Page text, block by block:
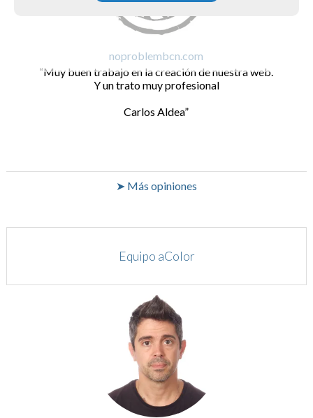
noproblembcn.com
Muy buen trabajo en la creación de nuestra web.
Y un trato muy profesional
Carlos Aldea
➤ Más opiniones
Equipo aColor